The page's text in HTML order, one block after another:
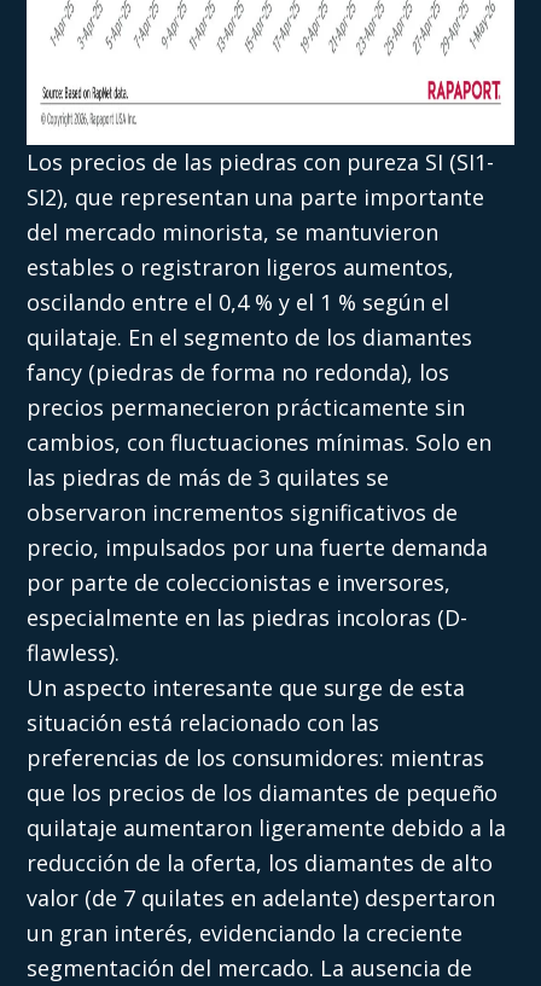
Los precios de las piedras con pureza SI (SI1-
SI2), que representan una parte importante
del mercado minorista, se mantuvieron
estables o registraron ligeros aumentos,
oscilando entre el 0,4 % y el 1 % según el
quilataje. En el segmento de los diamantes
fancy (piedras de forma no redonda), los
precios permanecieron prácticamente sin
cambios, con fluctuaciones mínimas. Solo en
las piedras de más de 3 quilates se
observaron incrementos significativos de
precio, impulsados por una fuerte demanda
por parte de coleccionistas e inversores,
especialmente en las piedras incoloras (D-
flawless).
Un aspecto interesante que surge de esta
situación está relacionado con las
preferencias de los consumidores: mientras
que los precios de los diamantes de pequeño
quilataje aumentaron ligeramente debido a la
reducción de la oferta, los diamantes de alto
valor (de 7 quilates en adelante) despertaron
un gran interés, evidenciando la creciente
segmentación del mercado. La ausencia de